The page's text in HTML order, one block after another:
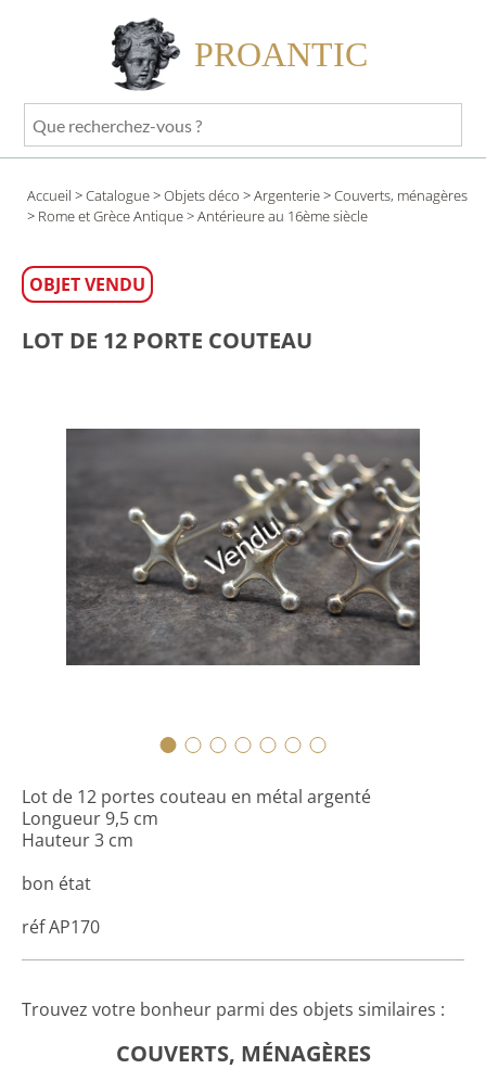
PROANTIC
Que
recherchez-
?
Accueil >Catalogue>Objets déco >Argenterie>Couverts, ménagères
> Rome et Grèce Antique> Antérieure au 16ème siècle
OBJET VENDU
LOT DE 12 PORTE COUTEAU
Vendu
Lot de 12 portes couteau en métal argenté
Longueur 9,5 cm
Hauteur 3 cm
bon état
réf AP170
Trouvez votre bonheur parmi des objets similaires :
COUVERTS, MÉNAGÈRES